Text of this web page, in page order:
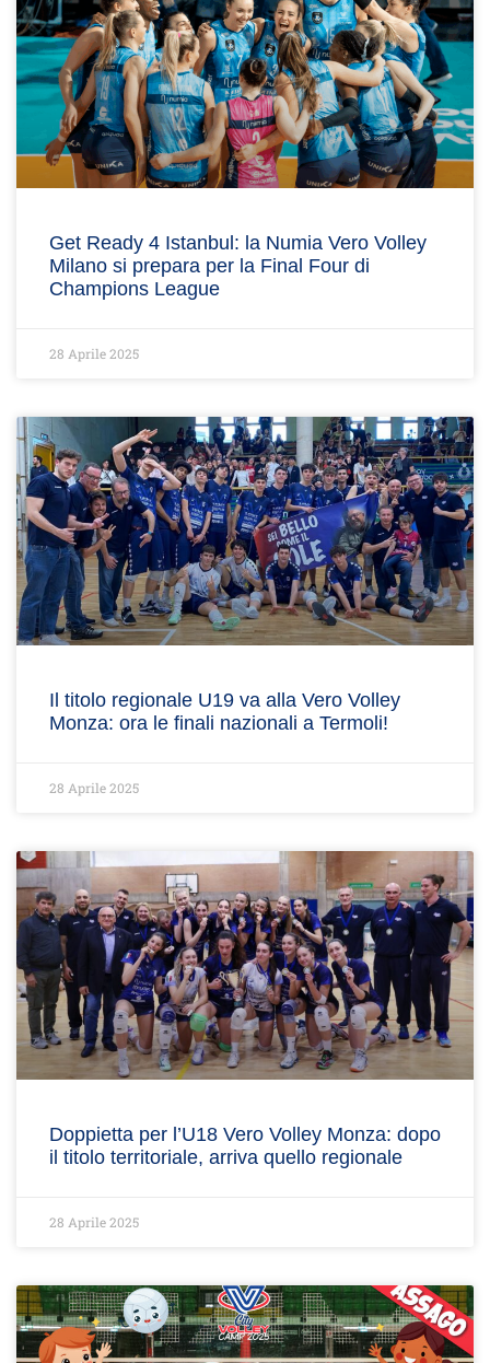
Get Ready 4 Istanbul: la Numia Vero Volley
Milano si prepara per la Final Four di
Champions League
28 Aprile 2025
Il titolo regionale U19 va alla Vero Volley
Monza: ora le finali nazionali a Termoli!
28 Aprile 2025
Doppietta per l’U18 Vero Volley Monza: dopo
il titolo territoriale, arriva quello regionale
28 Aprile 2025